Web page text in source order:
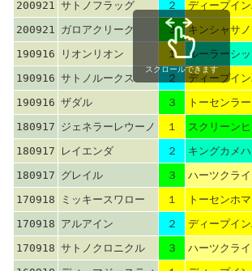
200921 サトノフラッグ ２ ディープイン
200921 ガロアクリーク ３ キンシャサ
190916
リオンリオン １ ルーラーシ
190916 サトノルークス ２ ディープイ
190916 ザダル ３ トーセンラー
180917 ジェネラーレウーノ １ スクリーン
180917
レイエンダ ２ キングカメ
180917 グレイル ３ ハーツクライ
170918
ミッキースワロー １ トーセンホ
170918 アルアイン ２ ディープイン
170918 サトノクロニクル ３ ハーツクライ
スクロールできます